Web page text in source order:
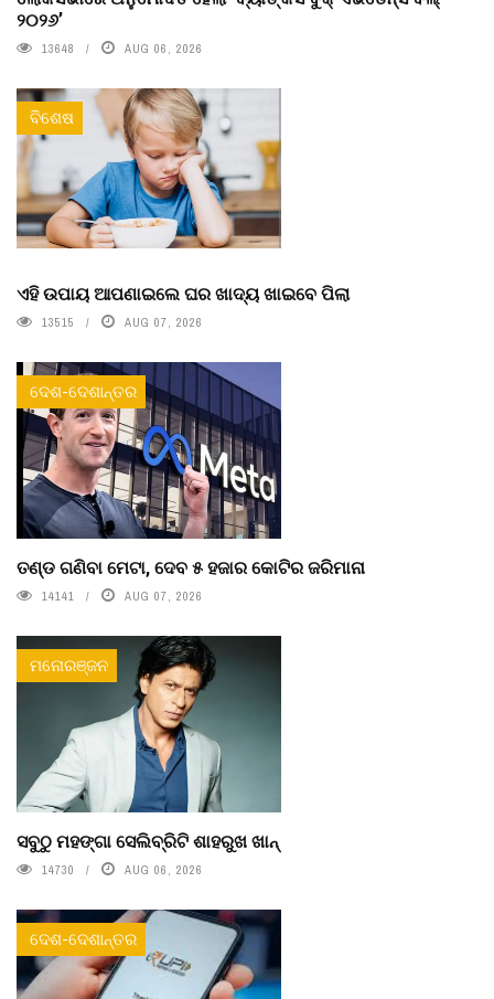
୨୦୨୬’
13648 AUG 06, 2026
ବିଶେଷ
ଏହି ଉପାୟ ଆପଣାଇଲେ ଘର ଖାଦ୍ୟ ଖାଇବେ ପିଲା
13515 AUG 07, 2026
ଦେଶ-ଦେଶାନ୍ତର
ତଣ୍ଡ ଗଣିବା ମେଟା, ଦେବ ୫ ହଜାର କୋଟିର ଜରିମାନା
14141 AUG 07, 2026
ମନୋରଞ୍ଜନ
ସବୁଠୁ ମହଙ୍ଗା ସେଲିବ୍ରିଟି ଶାହରୁଖ ଖାନ୍
14730 AUG 06, 2026
ଦେଶ-ଦେଶାନ୍ତର